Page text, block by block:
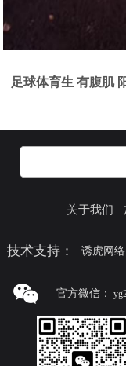
足球体育生 有腹肌
关于我们
技术支持： 诱虎网
官方微信：